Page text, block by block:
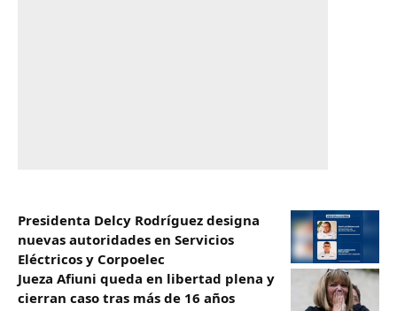
Presidenta Delcy Rodríguez designa
nuevas autoridades en Servicios
Eléctricos y Corpoelec
Jueza Afiuni queda en libertad plena y
cierran caso tras más de 16 años